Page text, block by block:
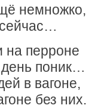
немножко,
на перроне
поник…
в вагоне,
без них.